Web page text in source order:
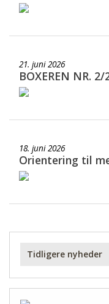
21. juni 2026
BOXEREN NR.
18. juni 2026
Orientering til
Tidligere nyheder